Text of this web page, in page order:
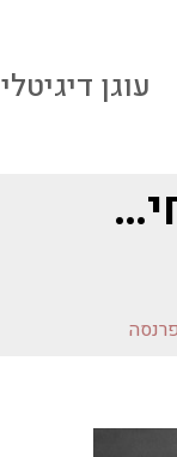
עוגן דיגיטלי
פרנסה